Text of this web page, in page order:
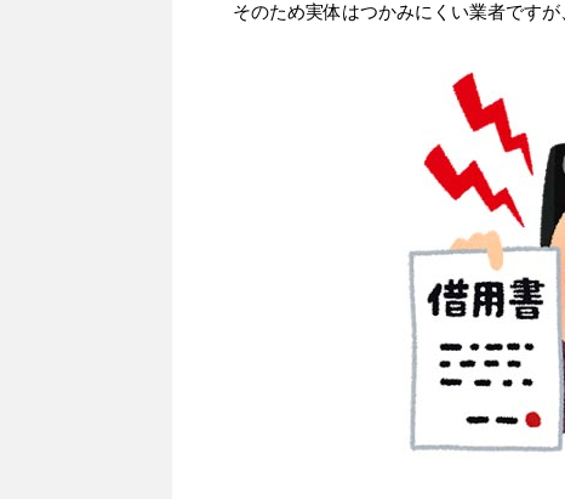
そのため実体はつかみにくい業者です